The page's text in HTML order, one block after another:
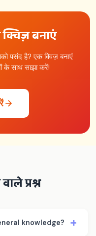
क्विज़ बनाएं
पसंद है? एक क्विज़ बनाएं
के साथ साझा करें!
प्रश्न
knowledge? +